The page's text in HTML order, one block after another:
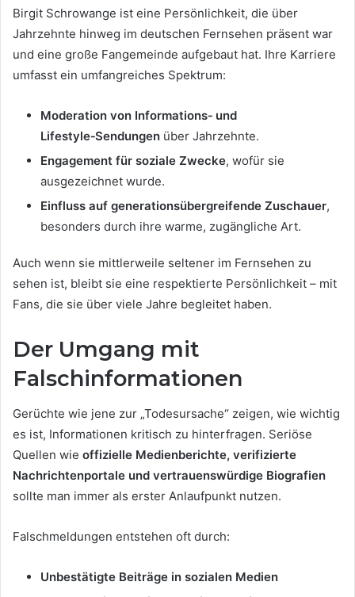
Birgit Schrowange ist eine Persönlichkeit, die über
Jahrzehnte hinweg im deutschen Fernsehen präsent war
und eine große Fangemeinde aufgebaut hat. Ihre Karriere
umfasst ein umfangreiches Spektrum:
Moderation von Informations‑ und
Lifestyle‑Sendungen über Jahrzehnte.
Engagement für soziale Zwecke, wofür sie
ausgezeichnet wurde.
Einfluss auf generationsübergreifende Zuschauer,
besonders durch ihre warme, zugängliche Art.
Auch wenn sie mittlerweile seltener im Fernsehen zu
sehen ist, bleibt sie eine respektierte Persönlichkeit – mit
Fans, die sie über viele Jahre begleitet haben.
Der Umgang mit
Falschinformationen
Gerüchte wie jene zur „Todesursache“ zeigen, wie wichtig
es ist, Informationen kritisch zu hinterfragen. Seriöse
Quellen wie offizielle Medienberichte, verifizierte
Nachrichtenportale und vertrauenswürdige Biografien
sollte man immer als erster Anlaufpunkt nutzen.
Falschmeldungen entstehen oft durch:
Unbestätigte Beiträge in sozialen Medien